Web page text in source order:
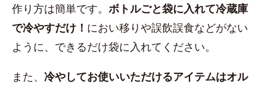
作り方は簡単です。 ボトルごと袋に入れて冷蔵庫
で冷やすだけ！ におい移りや誤飲誤食などがない
ように、できるだけ袋に入れてください。
また、 冷やしてお使いいただけるアイテムはオル